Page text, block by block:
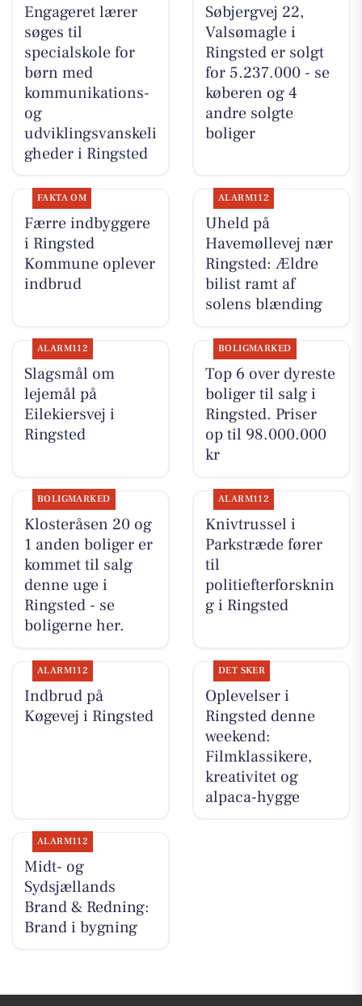
Engageret lærer
søges til
specialskole for
børn med
kommunikations-
og
udviklingsvanskeli
gheder i Ringsted
Søbjergvej 22,
Valsømagle i
Ringsted er solgt
for 5.237.000 - se
køberen og 4
andre solgte
boliger
FAKTA OM
Færre indbyggere
i Ringsted
Kommune oplever
indbrud
ALARM112
Uheld på
Havemøllevej nær
Ringsted: Ældre
bilist ramt af
solens blænding
ALARM112
Slagsmål om
lejemål på
Eilekiersvej i
Ringsted
BOLIGMARKED
Top 6 over dyreste
boliger til salg i
Ringsted. Priser
op til 98.000.000
kr
BOLIGMARKED
Klosteråsen 20 og
1 anden boliger er
kommet til salg
denne uge i
Ringsted - se
boligerne her.
ALARM112
Knivtrussel i
Parkstræde fører
til
politiefterforsknin
g i Ringsted
ALARM112
Indbrud på
Køgevej i Ringsted
DET SKER
Oplevelser i
Ringsted denne
weekend:
Filmklassikere,
kreativitet og
alpaca-hygge
ALARM112
Midt- og
Sydsjællands
Brand & Redning:
Brand i bygning